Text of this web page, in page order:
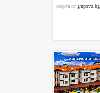
оферта отgrupovo.bg